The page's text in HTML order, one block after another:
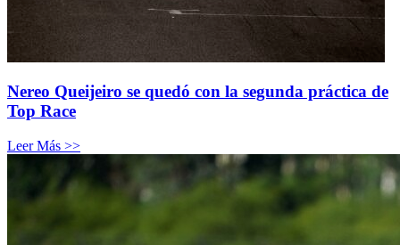
Nereo Queijeiro se quedó con la segunda práctica de
Top Race
Leer Más >>